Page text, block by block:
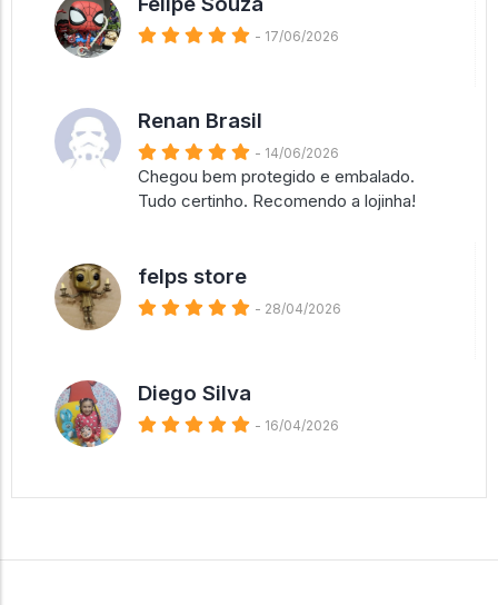
- 17/06/2026
Renan Brasil
- 14/06/2026
Chegou bem protegido e embalado.
Tudo certinho. Recomendo a lojinha!
felps store
- 28/04/2026
Diego Silva
- 16/04/2026